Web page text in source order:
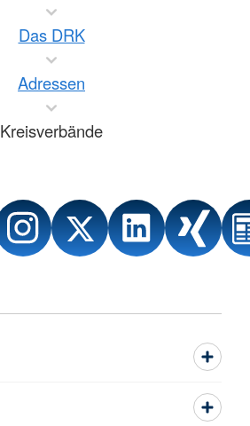
Das DRK
Adressen
Kreisverbände